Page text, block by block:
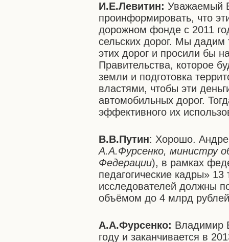
И.Е.Левитин: Уважаемый
проинформировать, что
дорожном фонде с 2011
сельских дорог. Мы дадим
этих дорог и просили бы
Правительства, которое
земли и подготовка
властями, чтобы эти
автомобильных дорог.
эффективного их
В.В.Путин: Хорошо.
А.А.Фурсенко, министру
Федерации), в рамках
педагогические кадры»
исследователей должны
объёмом до 4 млрд
А.А.Фурсенко: Владимир
году и заканчивается в